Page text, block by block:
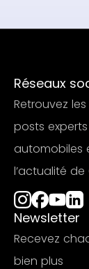
Réseaux
Retrouvez
posts
automobiles
l’actualité
Newsletter
Recevez
bien plus